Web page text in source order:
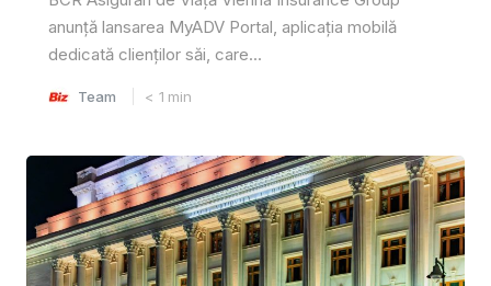
anunță lansarea MyADV Portal, aplicația mobilă
dedicată clienților săi, care...
Team < 1 min